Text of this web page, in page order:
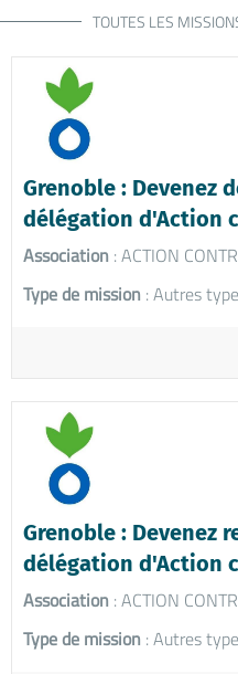
TOUTES LES
Grenoble : Devenez
délégation d'Action
Association : ACTION
Type de mission : Autres
Grenoble : Devenez
délégation d'Action
Association : ACTION
Type de mission : Autres